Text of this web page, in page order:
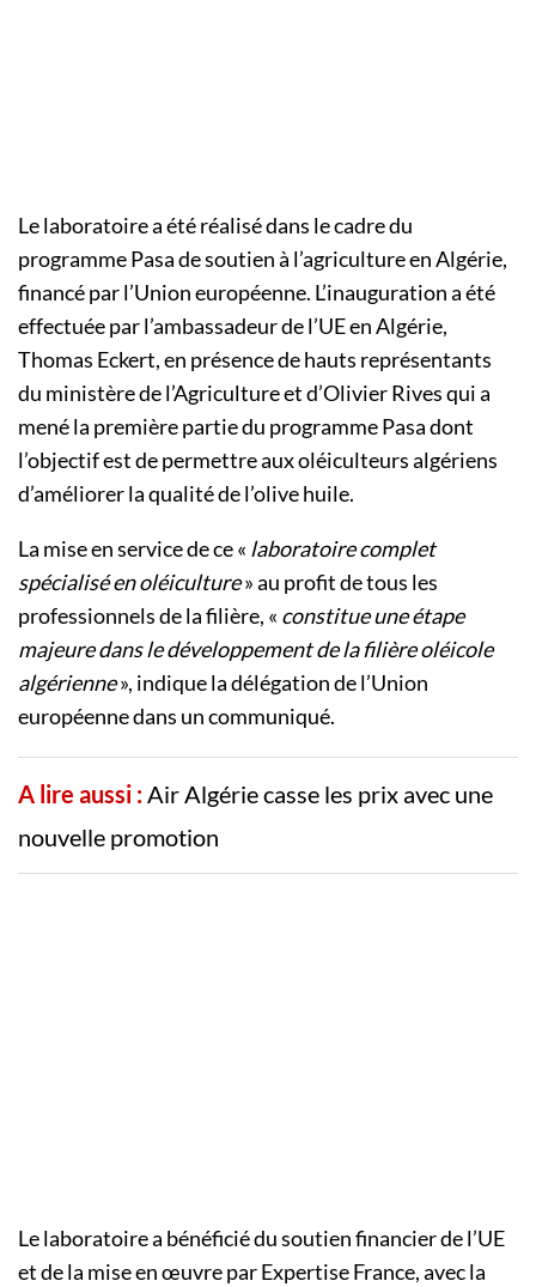
Le laboratoire a été réalisé dans le cadre du
programme Pasa de soutien à l’agriculture en Algérie,
financé par l’Union européenne. L’inauguration a été
effectuée par l’ambassadeur de l’UE en Algérie,
Thomas Eckert, en présence de hauts représentants
du ministère de l’Agriculture et d’Olivier Rives qui a
mené la première partie du programme Pasa dont
l’objectif est de permettre aux oléiculteurs algériens
d’améliorer la qualité de l’olive huile.
La mise en service de ce « laboratoire complet
spécialisé en oléiculture» au profit de tous les
professionnels de la filière, « constitue une étape
majeure dans le développement de la filière oléicole
algérienne», indique la délégation de l’Union
européenne dans un communiqué.
A lire aussi :Air Algérie casse les prix avec une
nouvelle promotion
Le laboratoire a bénéficié du soutien financier de l’UE
et de la mise en œuvre par Expertise France, avec la